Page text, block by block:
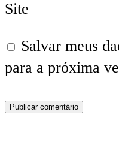
Site
Salvar meus
para a próxima